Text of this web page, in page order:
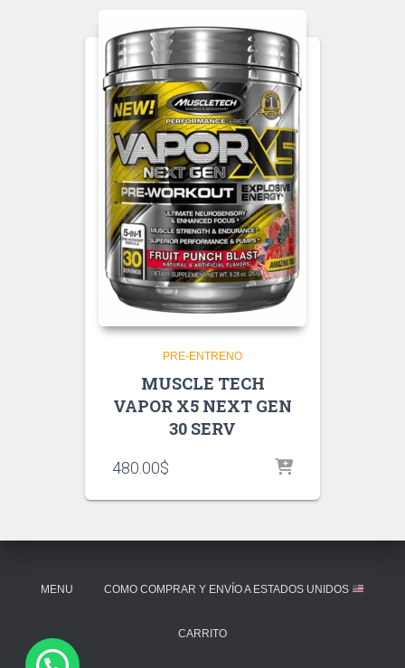
PRE-ENTRENO
MUSCLE TECH
VAPOR X5 NEXT GEN
30 SERV
480.00$
MENU COMO COMPRAR Y ENVÍO A ESTADOS UNIDOS
CARRITO